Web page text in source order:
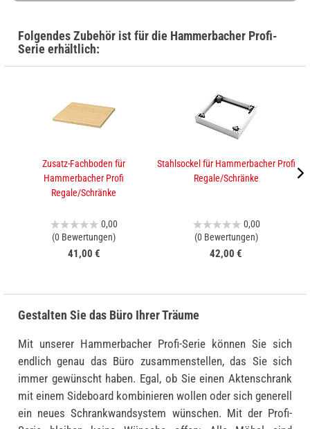
Folgendes Zubehör ist für die Hammerbacher Profi-
Serie erhältlich:
Zusatz-Fachboden für
Hammerbacher Profi
Regale/Schränke
0,00
(0 Bewertungen)
41,00 €
Stahlsockel für Hammerbacher Profi
Regale/Schränke
0,00
(0 Bewertungen)
42,00 €
Gestalten Sie das Büro Ihrer Träume
Mit unserer Hammerbacher Profi-Serie können Sie sich
endlich genau das Büro zusammenstellen, das Sie sich
immer gewünscht haben. Egal, ob Sie einen Aktenschrank
mit einem Sideboard kombinieren wollen oder sich generell
ein neues Schrankwandsystem wünschen. Mit der Profi-